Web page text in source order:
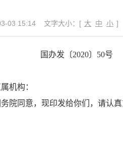
03 15:14 文字大小：[ 大 中 小 ]
国办发〔2020〕50号
机构：
院同意，现印发给你们，请认真